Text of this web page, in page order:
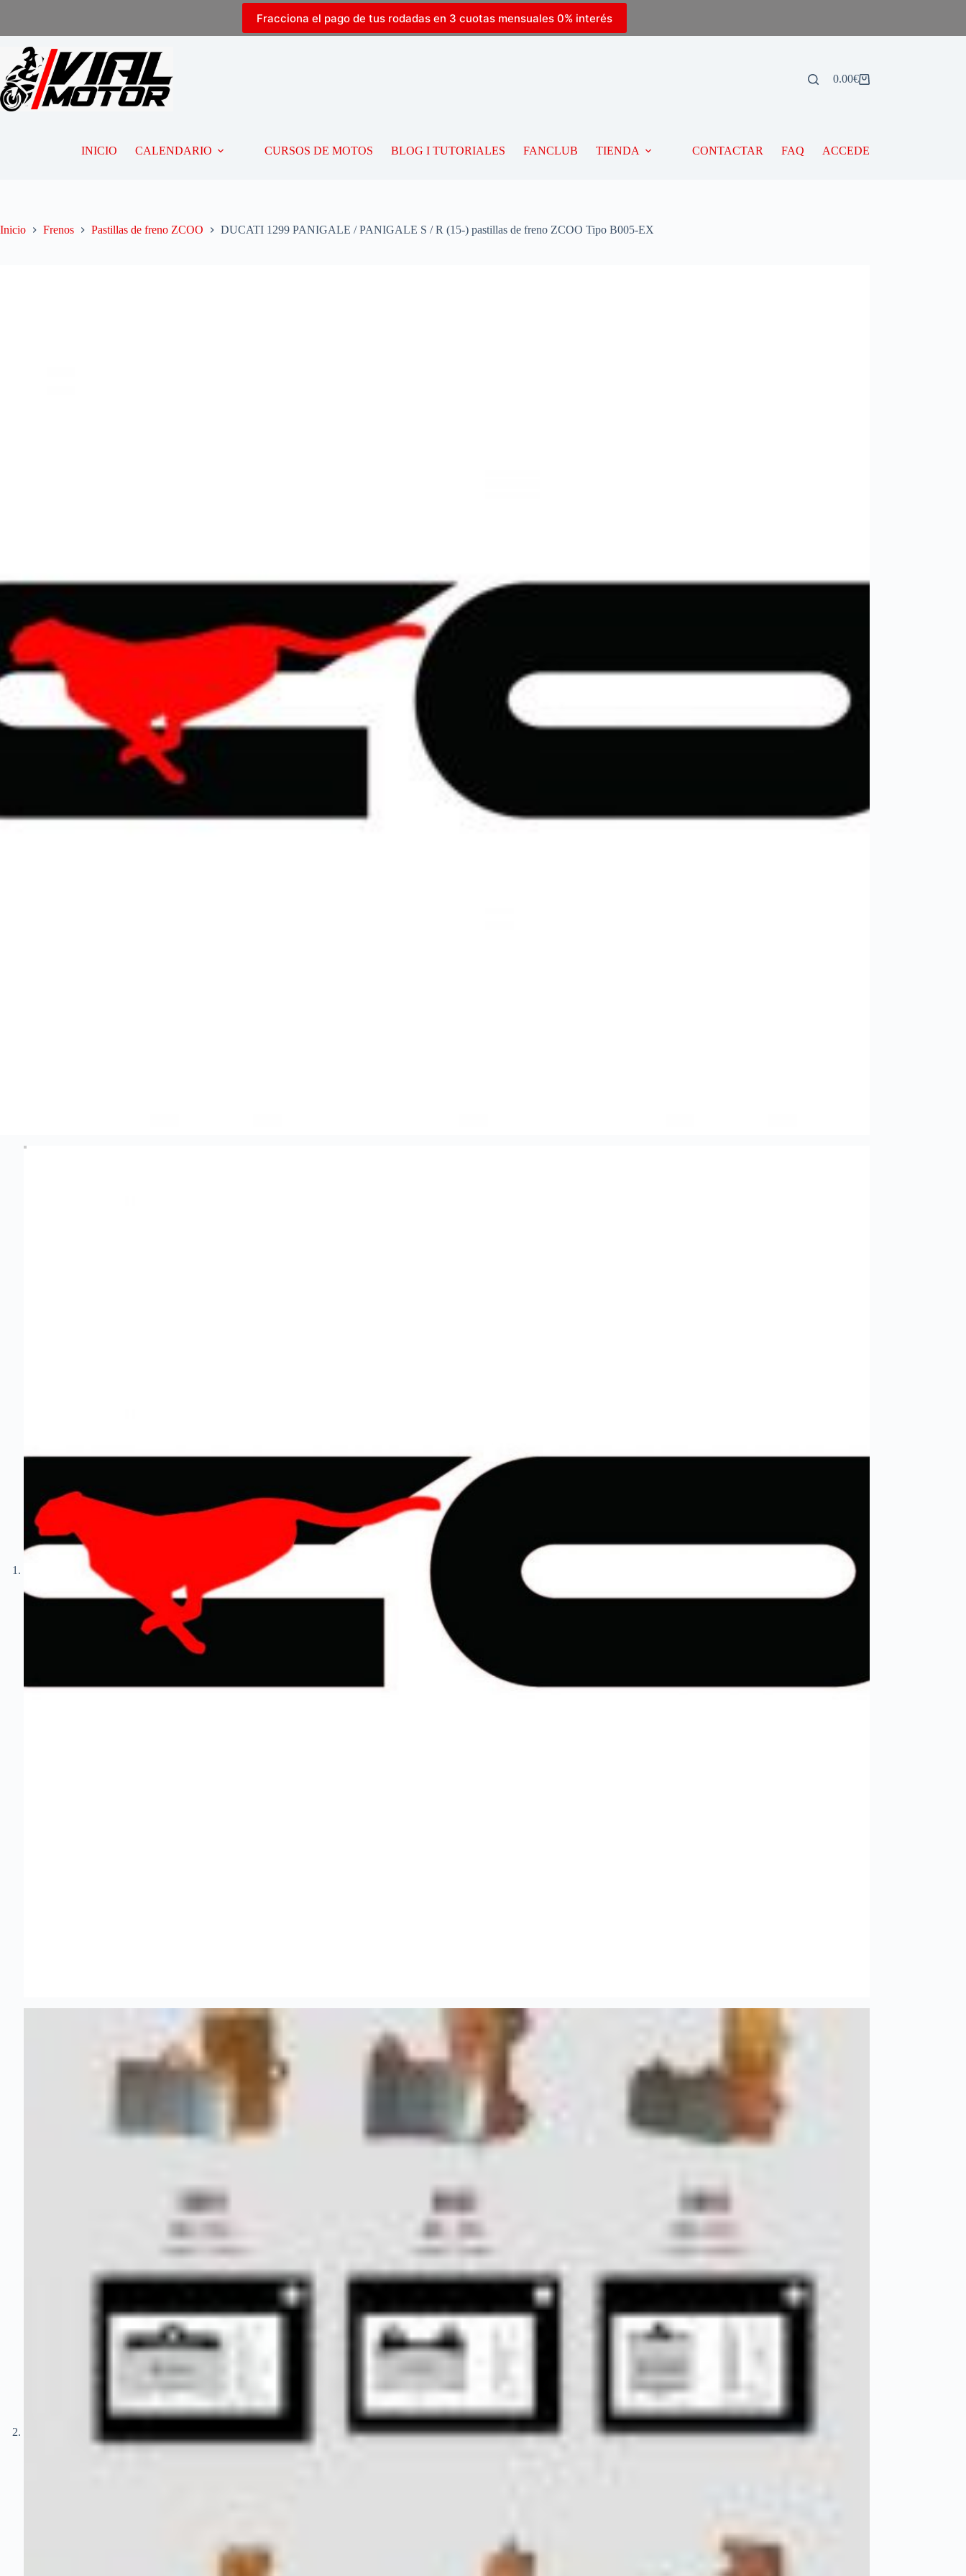
Fracciona el pago de tus rodadas en 3 cuotas mensuales 0% interés
0.00€
INICIO CALENDARIO CURSOS DE MOTOS BLOG I TUTORIALES FANCLUB TIENDA CONTACTAR FAQ ACCEDE
Inicio Frenos Pastillas de freno ZCOO DUCATI 1299 PANIGALE / PANIGALE S / R (15-) pastillas de freno ZCOO Tipo B005-EX